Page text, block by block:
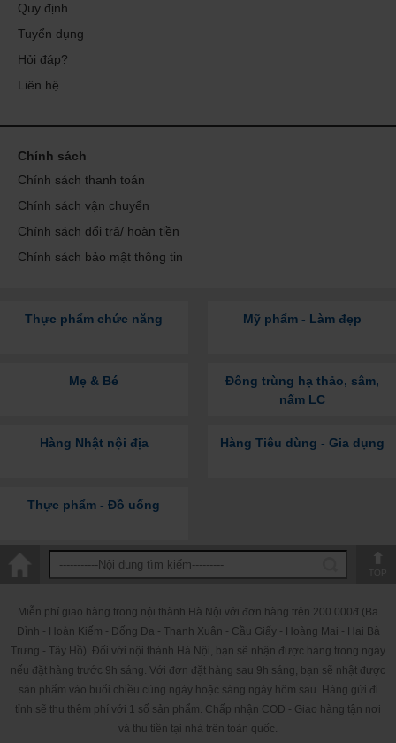
Quy định
Tuyển dụng
Hỏi đáp?
Liên hệ
Chính sách
Chính sách thanh toán
Chính sách vận chuyển
Chính sách đổi trả/ hoàn tiền
Chính sách bảo mật thông tin
Thực phẩm chức năng Mỹ phẩm - Làm đẹp
Mẹ & Bé
Đông trùng hạ thảo, sâm,
nấm LC
Hàng Nhật nội địa Hàng Tiêu dùng - Gia dụng
Thực phẩm - Đồ uống
Miễn phí giao hàng trong nội thành Hà Nội với đơn hàng trên 200.000đ (Ba
Đình - Hoàn Kiếm - Đống Đa - Thanh Xuân - Cầu Giấy - Hoàng Mai - Hai Bà
Trưng - Tây Hồ). Đối với nội thành Hà Nội, bạn sẽ nhận được hàng trong ngày
nếu đặt hàng trước 9h sáng. Với đơn đặt hàng sau 9h sáng, bạn sẽ nhật được
sản phẩm vào buổi chiều cùng ngày hoặc sáng ngày hôm sau. Hàng gửi đi
tỉnh sẽ thu thêm phí với 1 số sản phẩm. Chấp nhận COD - Giao hàng tận nơi
và thu tiền tại nhà trên toàn quốc.